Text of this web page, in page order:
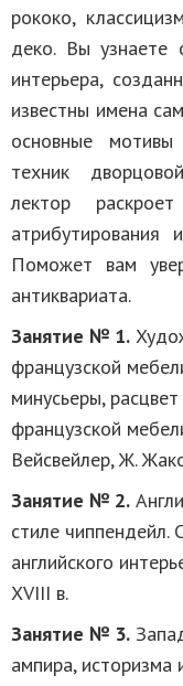
рококо,
деко. Вы узнаете
интерьера,
известны имена
основные
техник
лектор
Поможет вам
антиквариата.
Занятие № 1.
французской
минусьеры,
французской
Вейсвейлер, Ж.
Занятие № 2.
стиле чиппендейл.
английского
XVIII в.
Занятие № 3.
ампира, историзма